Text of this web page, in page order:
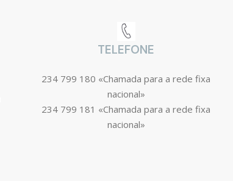
TELEFONE
234 799 180 «Chamada para a rede fixa
nacional»
234 799 181 «Chamada para a rede fixa
nacional»